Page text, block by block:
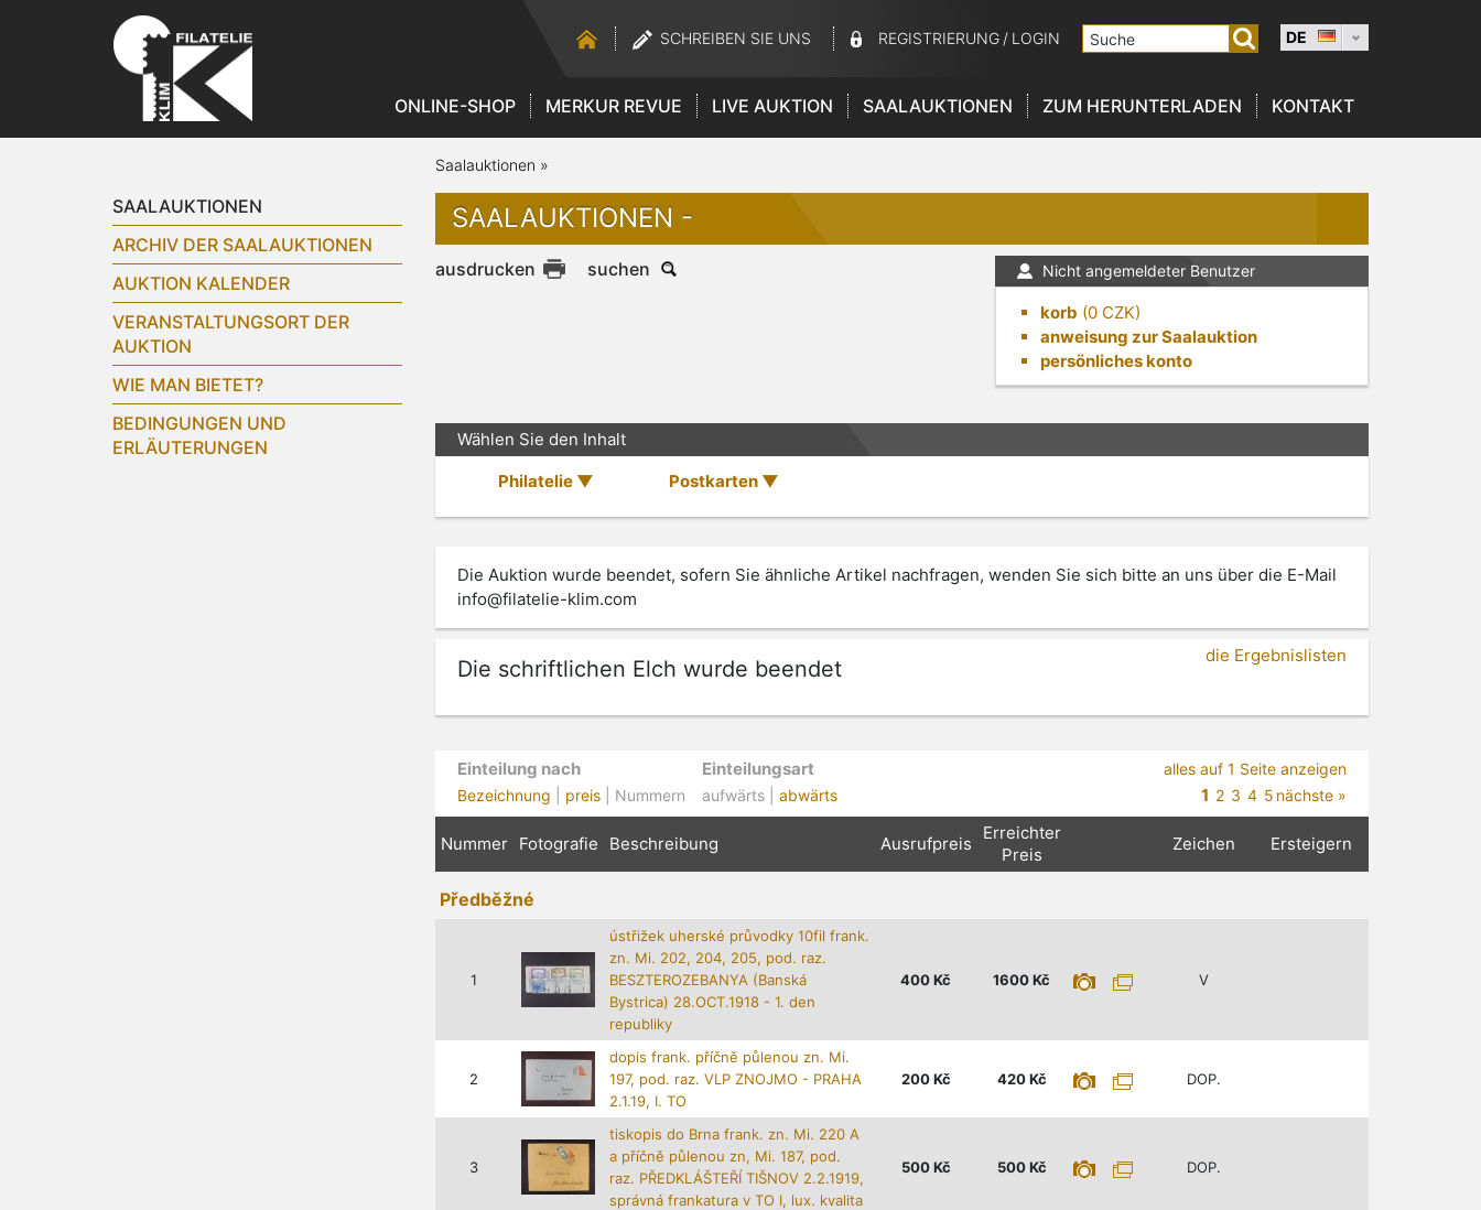
SCHREIBEN SIE UNS REGISTRIERUNG / LOGIN DE
ONLINE-SHOP MERKUR REVUE LIVE AUKTION SAALAUKTIONEN ZUM HERUNTERLADEN KONTAKT
SAALAUKTIONEN
ARCHIV DER SAALAUKTIONEN
AUKTION KALENDER
VERANSTALTUNGSORT DER
AUKTION
WIE MAN BIETET?
BEDINGUNGEN UND
ERLÄUTERUNGEN
Saalauktionen »
SAALAUKTIONEN -
Nicht angemeldeter Benutzer
korb (0 CZK)
anweisung zur Saalauktion
persönliches konto
ausdrucken suchen
Wählen Sie den Inhalt
Philatelie
Postkarten
Die Auktion wurde beendet, sofern Sie ähnliche Artikel nachfragen, wenden Sie sich bitte an uns über die E-Mail
info@filatelie-klim.com
Die schriftlichen Elch wurde beendet
die Ergebnislisten
Einteilung nach
Bezeichnung preis| Nummern
Einteilungsart
aufwärts | abwärts
alles auf 1 Seite anzeigen
1 2 3 4 5 nächste »
Nummer Fotografie Beschreibung Ausrufpreis
Erreichter
Preis
Zeichen Ersteigern
Předběžné
1
ústřižek uherské průvodky 10fil frank.
zn. Mi. 202, 204, 205, pod. raz.
BESZTEROZEBANYA (Banská
Bystrica) 28.OCT.1918 - 1. den
republiky
400Kč 1600Kč V
2
dopis frank. příčně půlenou zn. Mi.
197, pod. raz. VLP ZNOJMO - PRAHA
2.1.19, I. TO
200 Kč 420 Kč DOP.
3
tiskopis do Brna frank. zn. Mi. 220 A
a příčně půlenou zn, Mi. 187, pod.
raz. PŘEDKLÁŠTEŘÍ TIŠNOV 2.2.1919,
správná frankatura v TO I, lux. kvalita
500 Kč 500 Kč DOP.